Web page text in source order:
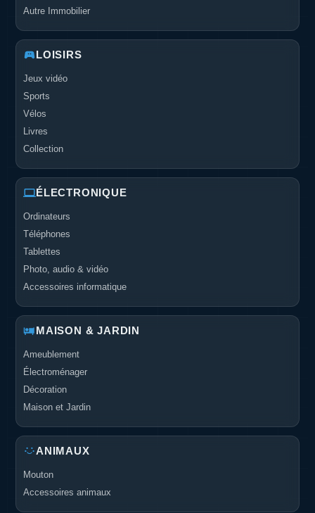
Autre Immobilier
LOISIRS
Jeux vidéo
Sports
Vélos
Livres
Collection
ÉLECTRONIQUE
Ordinateurs
Téléphones
Tablettes
Photo, audio & vidéo
Accessoires informatique
MAISON & JARDIN
Ameublement
Électroménager
Décoration
Maison et Jardin
ANIMAUX
Mouton
Accessoires animaux